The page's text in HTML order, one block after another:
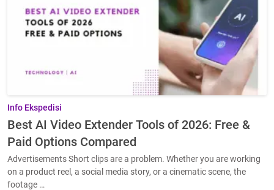
Info Ekspedisi
Best AI Video Extender Tools of 2026: Free &
Paid Options Compared
Advertisements Short clips are a problem. Whether you are working
on a product reel, a social media story, or a cinematic scene, the
footage …